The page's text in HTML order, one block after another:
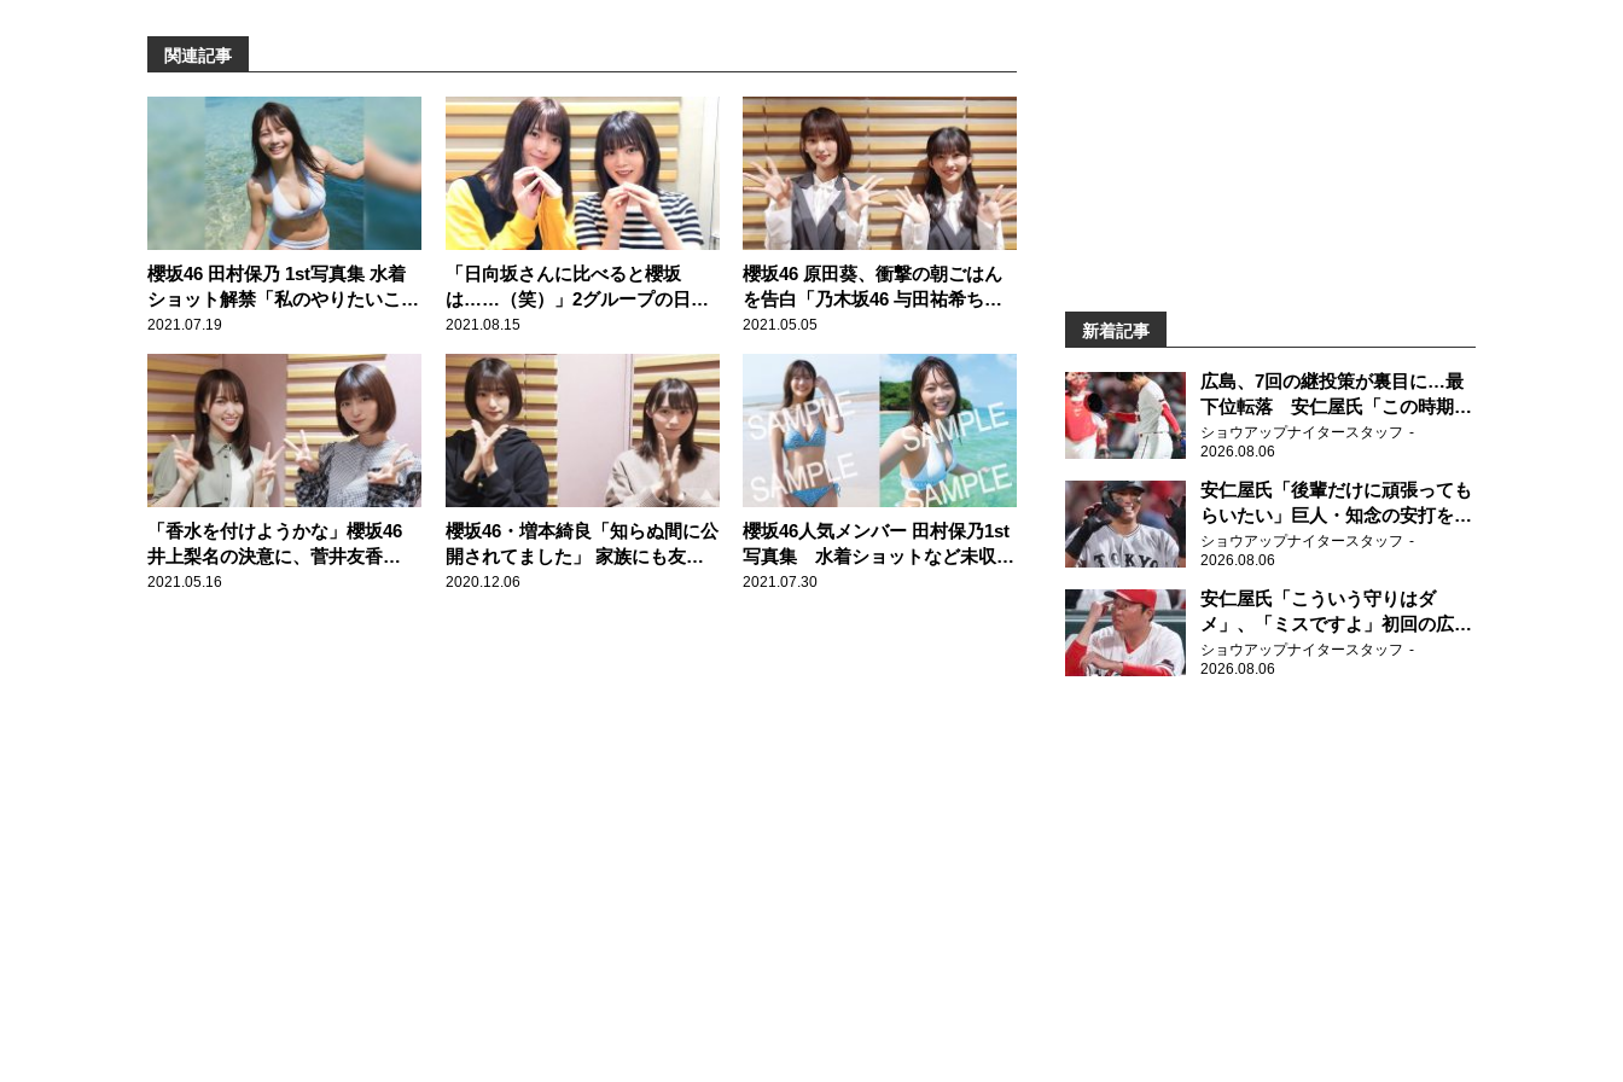
関連記事
櫻坂46 田村保乃 1st写真集 水着
ショット解禁「私のやりたいこと
を、 たくさん詰めこんでもらい
ました」
2021.07.19
「日向坂さんに比べると櫻坂
は……（笑）」2グループの日焼
け対策の違いを櫻坂46 田村保乃
＆尾関梨香が振り返る
2021.08.15
櫻坂46 原田葵、衝撃の朝ごはん
を告白「乃木坂46 与田祐希ちゃ
んが食べてるって言ってて」 そ
のメニューに井上梨名驚き
2021.05.05
「香水を付けようかな」櫻坂46
井上梨名の決意に、菅井友香
が“大人”なアドバイス
2021.05.16
櫻坂46・増本綺良「知らぬ間に公
開されてました」 家族にも友達
にも言ってなかった事実に井上梨
2020.12.06
櫻坂46人気メンバー 田村保乃1st
写真集 水着ショットなど未収録
カットの書店限定ポストカード10
2021.07.30
新着記事
広島、7回の継投策が裏目に…最
下位転落 安仁屋氏「この時期に
来て勉強はない」
ショウアップナイタースタッフ
2026.08.06
安仁屋氏「後輩だけに頑張っても
らいたい」巨人・知念の安打を喜
ぶ
ショウアップナイタースタッフ
2026.08.06
安仁屋氏「こういう守りはダ
メ」、「ミスですよ」初回の広島
の守備に苦言
ショウアップナイタースタッフ
2026.08.06